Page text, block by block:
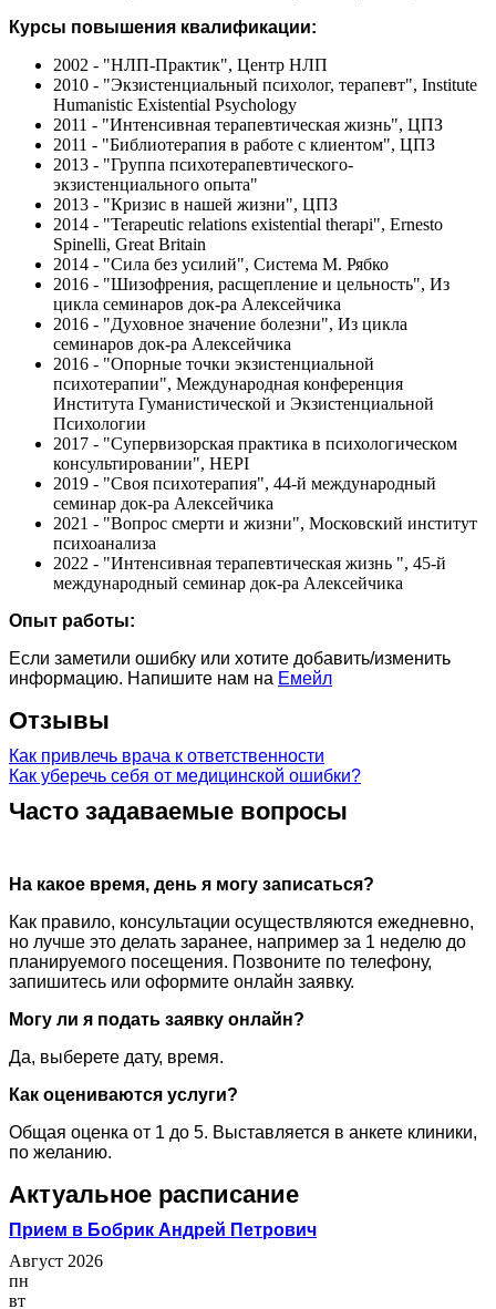
Курсы повышения квалификации:
2002 - "НЛП-Практик", Центр НЛП
2010 - "Экзистенциальный психолог, терапевт", Institute
Humanistic Existential Psychology
2011 - "Интенсивная терапевтическая жизнь", ЦПЗ
2011 - "Библиотерапия в работе с клиентом", ЦПЗ
2013 - "Группа психотерапевтического-
экзистенциального опыта"
2013 - "Кризис в нашей жизни", ЦПЗ
2014 - "Terapeutic relations existential therapi", Ernesto
Spinelli, Great Britain
2014 - "Сила без усилий", Система М. Рябко
2016 - "Шизофрения, расщепление и цельность", Из
цикла семинаров док-ра Алексейчика
2016 - "Духовное значение болезни", Из цикла
семинаров док-ра Алексейчика
2016 - "Опорные точки экзистенциальной
психотерапии", Международная конференция
Института Гуманистической и Экзистенциальной
Психологии
2017 - "Cупервизорская практика в психологическом
консультировании", HEPI
2019 - "Своя психотерапия", 44-й международный
семинар док-ра Алексейчика
2021 - "Вопрос смерти и жизни", Московский институт
психоанализа
2022 - "Интенсивная терапевтическая жизнь ", 45-й
международный семинар док-ра Алексейчика
Опыт работы:
Если заметили ошибку или хотите добавить/изменить
информацию. Напишите нам на Емейл
Отзывы
Как привлечь врача к ответственности
Как уберечь себя от медицинской ошибки?
Часто задаваемые вопросы
На какое время, день я могу записаться?
Как правило, консультации осуществляются ежедневно,
но лучше это делать заранее, например за 1 неделю до
планируемого посещения. Позвоните по телефону,
запишитесь или оформите онлайн заявку.
Могу ли я подать заявку онлайн?
Да, выберете дату, время.
Как оцениваются услуги?
Общая оценка от 1 до 5. Выставляется в анкете клиники,
по желанию.
Актуальное расписание
Прием в Бобрик Андрей Петрович
Август 2026
пн
вт